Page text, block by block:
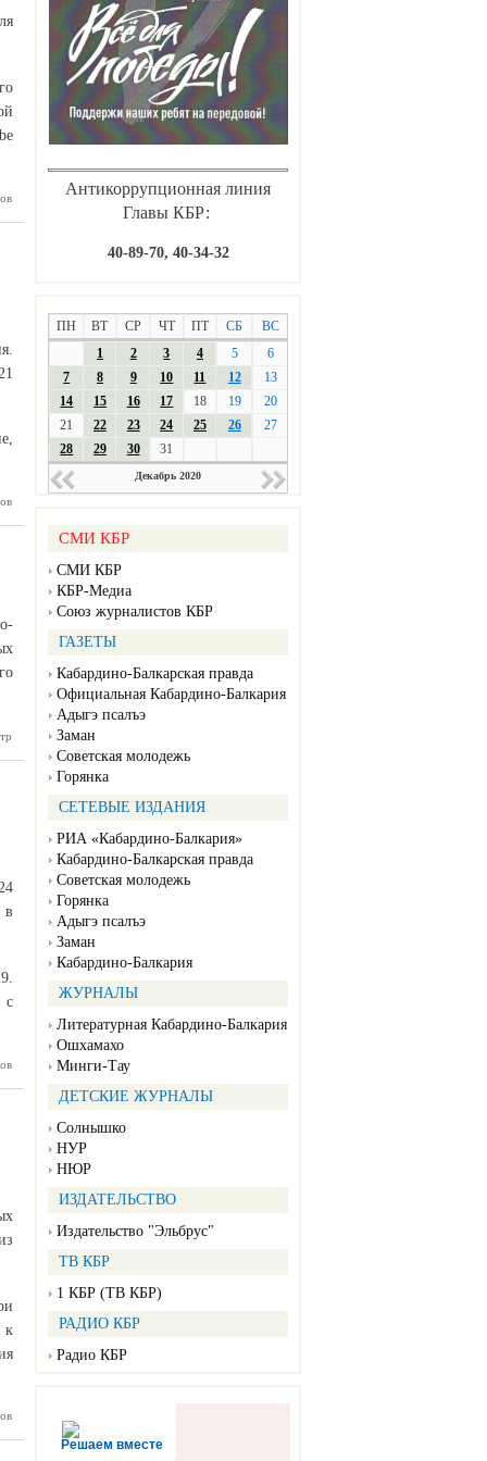
Антикоррупционная линия
Главы КБР:
40-89-70, 40-34-32
ПН ВТ СР ЧТ ПТ СБ
ВС
1
2 3 4 5
6
7
8 9 10 11 12
13
14
15 16 17 18 19
20
21
22 23 24 25 26
27
28
29 30 31
Декабрь 2020
СМИ КБР
СМИ КБР
КБР-Медиа
Союз журналистов КБР
ГАЗЕТЫ
Кабардино-Балкарская правда
Официальная Кабардино-Балкария
Адыгэ псалъэ
Заман
Советская молодежь
Горянка
СЕТЕВЫЕ ИЗДАНИЯ
РИА «Кабардино-Балкария»
Кабардино-Балкарская правда
Советская молодежь
Горянка
Адыгэ псалъэ
Заман
Кабардино-Балкария
ЖУРНАЛЫ
Литературная Кабардино-Балкария
Ошхамахо
Минги-Тау
ДЕТСКИЕ ЖУРНАЛЫ
Солнышко
НУР
НЮР
ИЗДАТЕЛЬСТВО
Издательство "Эльбрус"
ТВ КБР
1 КБР (ТВ КБР)
РАДИО КБР
Радио КБР
Решаем вместе
в
с
в
к